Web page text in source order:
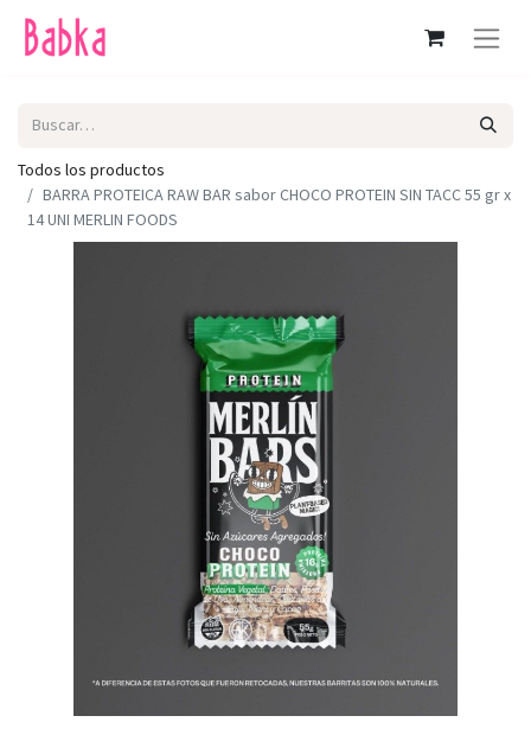
Todos los productos
BARRA PROTEICA RAW BAR sabor CHOCO PROTEIN SIN TACC 55 gr x
14 UNI MERLIN FOODS